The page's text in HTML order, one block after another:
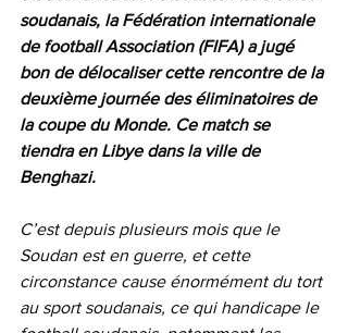
soudanais, la Fédération internationale
de football Association (FIFA) a jugé
bon de délocaliser cette rencontre de la
deuxième journée des éliminatoires de
la coupe du Monde. Ce match se
tiendra en Libye dans la ville de
Benghazi.
C’est depuis plusieurs mois que le
Soudan est en guerre, et cette
circonstance cause énormément du tort
au sport soudanais, ce qui handicape le